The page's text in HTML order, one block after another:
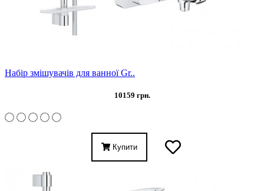
Набір змішувачів для ванної Gr..
10159 грн.
Купити